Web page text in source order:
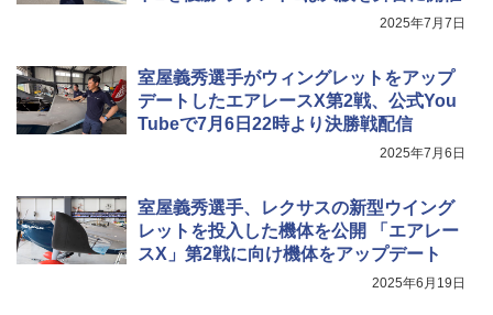
2025年7月7日
室屋義秀選手がウィングレットをアップ
デートしたエアレースX第2戦、公式You
Tubeで7月6日22時より決勝戦配信
2025年7月6日
室屋義秀選手、レクサスの新型ウイング
レットを投入した機体を公開 「エアレー
スX」第2戦に向け機体をアップデート
2025年6月19日